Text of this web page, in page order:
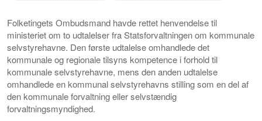
Folketingets Ombudsmand havde rettet henvendelse til
ministeriet om to udtalelser fra Statsforvaltningen om kommunale
selvstyrehavne. Den første udtalelse omhandlede det
kommunale og regionale tilsyns kompetence i forhold til
kommunale selvstyrehavne, mens den anden udtalelse
omhandlede en kommunal selvstyrehavns stilling som en del af
den kommunale forvaltning eller selvstændig
forvaltningsmyndighed.